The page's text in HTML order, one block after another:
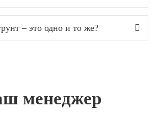
– это одно и то же?
менеджер